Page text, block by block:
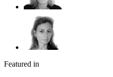
Featured in